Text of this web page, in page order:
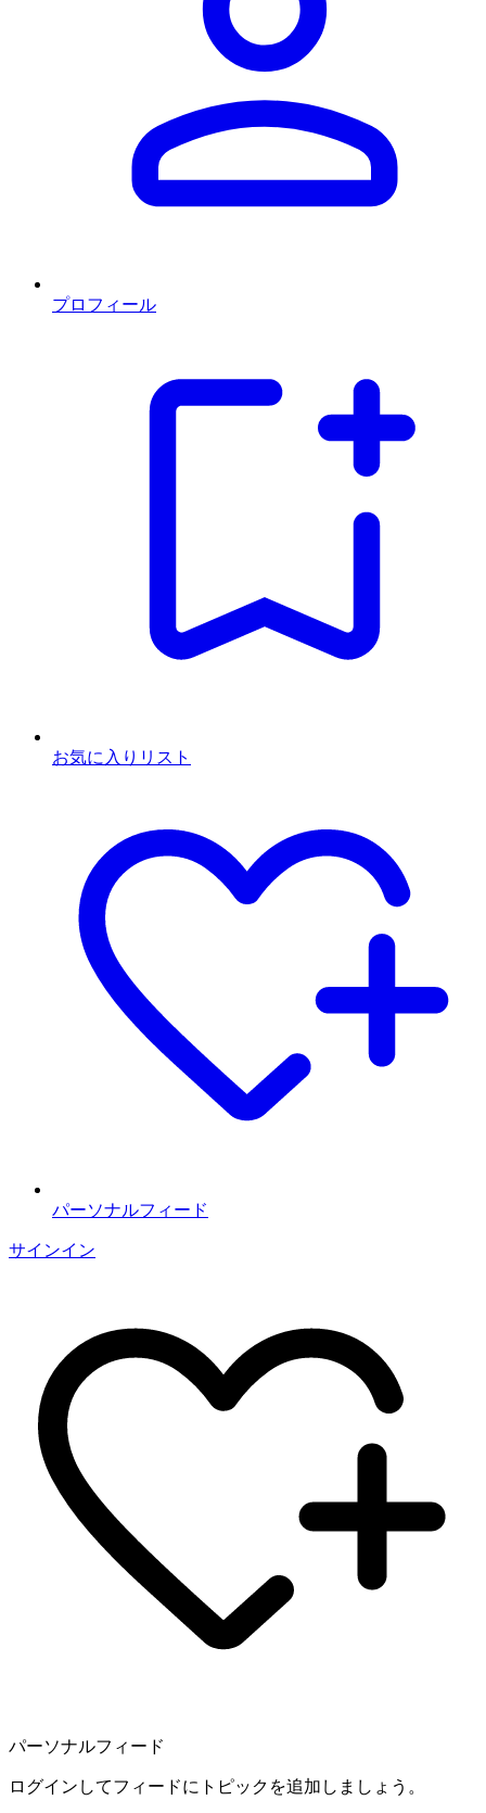
プロフィール
お気に入りリスト
パーソナルフィード
サインイン
パーソナルフィード
ログインしてフィードにトピックを追加しましょう。